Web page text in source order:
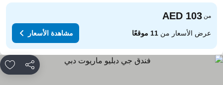
من
عرض الأسعار من11 موقعًا مشاهدة الأسعار
مشاركة